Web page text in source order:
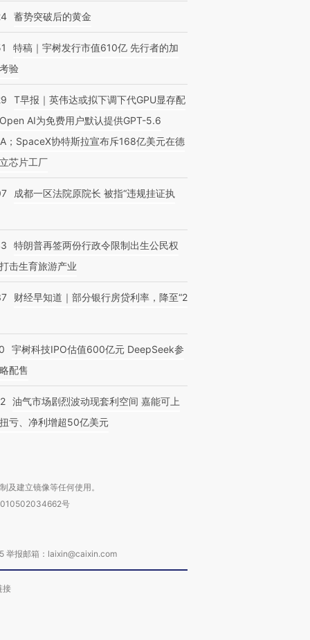
的吸金
产们甘
马航飞行员跨国走私7万
粒摇头丸 尿检体内含3种
视线｜被称为“蟑螂”的印
蓄势突破后的黄金
特稿｜宇树发行市值610亿 先行者的加
验
T早报｜英伟达或拟下调下代GPU显存配
AI为免费用户默认提供GPT-5.6
；SpaceX协特斯拉宣布斥168亿美元在德
芯片工厂
成都一区法院原院长 被指“违规挂证执
特朗普再签两份行政令限制出生公民权
击生育旅游产业
财经早知道｜部分银行房贷利率，降至“2
宇树科技IPO估值600亿元 DeepSeek参
配售
油气市场剧烈波动现套利空间 嘉能可上
亏、净利增超50亿美元
及建立镜像等任何使用。
号
举报邮箱：laixin@caixin.com
接